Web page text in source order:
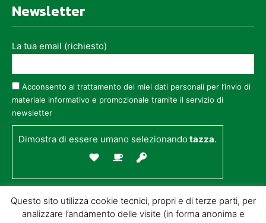
Newsletter
La tua email (richiesto)
Acconsento al trattamento dei miei dati personali per l’invio di
materiale informativo e promozionale tramite il servizio di
newsletter
Dimostra di essere umano selezionandotazza.
Questo sito utilizza cookie tecnici, propri e di terze parti, per
analizzare l’andamento delle visite (in forma anonima e